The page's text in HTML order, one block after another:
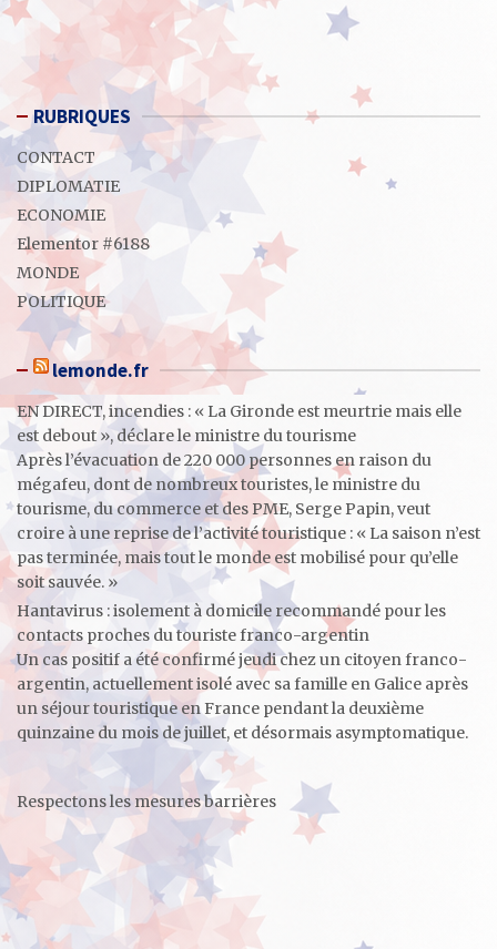
RUBRIQUES
CONTACT
DIPLOMATIE
ECONOMIE
Elementor #6188
MONDE
POLITIQUE
lemonde.fr
EN DIRECT, incendies : « La Gironde est meurtrie mais elle
est debout », déclare le ministre du tourisme
Après l’évacuation de 220 000 personnes en raison du
mégafeu, dont de nombreux touristes, le ministre du
tourisme, du commerce et des PME, Serge Papin, veut
croire à une reprise de l’activité touristique : « La saison n’est
pas terminée, mais tout le monde est mobilisé pour qu’elle
soit sauvée. »
Hantavirus : isolement à domicile recommandé pour les
contacts proches du touriste franco-argentin
Un cas positif a été confirmé jeudi chez un citoyen franco-
argentin, actuellement isolé avec sa famille en Galice après
un séjour touristique en France pendant la deuxième
quinzaine du mois de juillet, et désormais asymptomatique.
Respectons les mesures barrières